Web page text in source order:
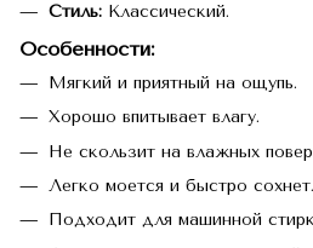
Стиль: Классический.
Особенности:
Мягкий и приятный на ощупь.
Хорошо впитывает влагу.
Не скользит на влажных
Легко моется и быстро сохнет.
Подходит для машинной